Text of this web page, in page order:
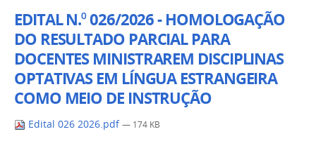
EDITAL N.⁰ 026/2026 - HOMOLOGAÇÃO
DO RESULTADO PARCIAL PARA
DOCENTES MINISTRAREM DISCIPLINAS
OPTATIVAS EM LÍNGUA ESTRANGEIRA
COMO MEIO DE INSTRUÇÃO
Edital 026 2026.pdf — 174 KB